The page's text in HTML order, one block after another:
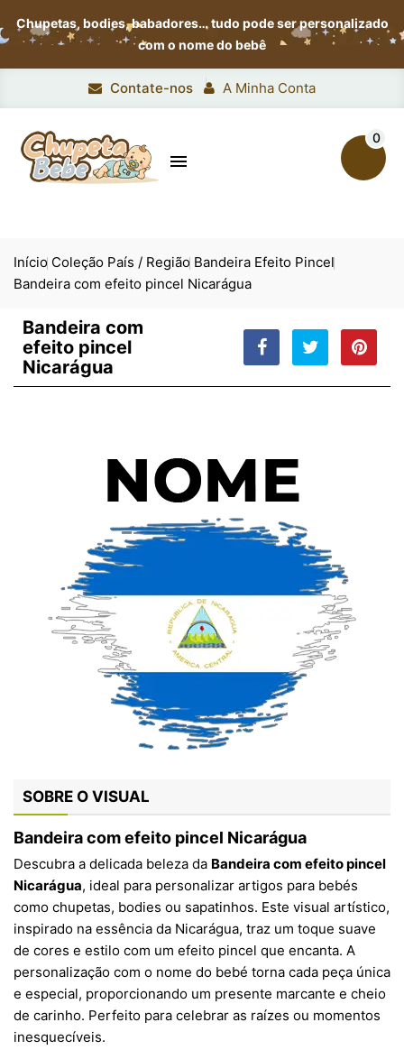
Chupetas, bodies, babadores…tudo pode ser personalizado
com o nome do bebê
Contate-nos A Minha Conta

0
Início Coleção País / Região Bandeira Efeito Pincel
Bandeira com efeito pincel Nicarágua
Bandeira com
efeito pincel
Nicarágua
SOBRE O VISUAL
Bandeira com efeito pincel Nicarágua
Descubra a delicada beleza da Bandeira com efeito pincel
Nicarágua, ideal para personalizar artigos para bebés
como chupetas, bodies ou sapatinhos. Este visual artístico,
inspirado na essência da Nicarágua, traz um toque suave
de cores e estilo com um efeito pincel que encanta. A
personalização com o nome do bebé torna cada peça única
e especial, proporcionando um presente marcante e cheio
de carinho. Perfeito para celebrar as raízes ou momentos
inesquecíveis.